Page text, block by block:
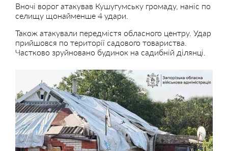
Вночі ворог атакував Кушугумську громаду, наніс по
селищу щонайменше 4 удари.
Також атакували передмістя обласного центру. Удар
прийшовся по території садового товариства.
Частково зруйновано будинок на садибній ділянці.